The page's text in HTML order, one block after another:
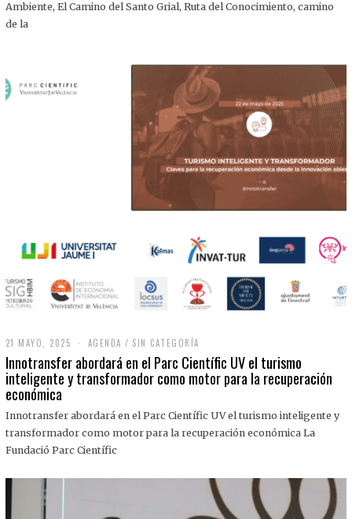
0
Ambiente, El Camino del Santo Grial, Ruta del Conocimiento, camino
de la
21 MAYO, 2025
M
A
Y
,
0
2
AGENDA / SIN CATEGORÍA
Innotransfer abordará en el Parc Científic UV el turismo
inteligente y transformador como motor para la recuperación
económica
Innotransfer abordará en el Parc Científic UV el turismo inteligente y
transformador como motor para la recuperación económica La
Fundació Parc Científic